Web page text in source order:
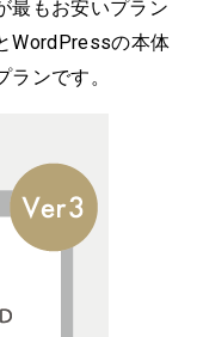
最もお安いプラン
WordPressの本体
ンです。